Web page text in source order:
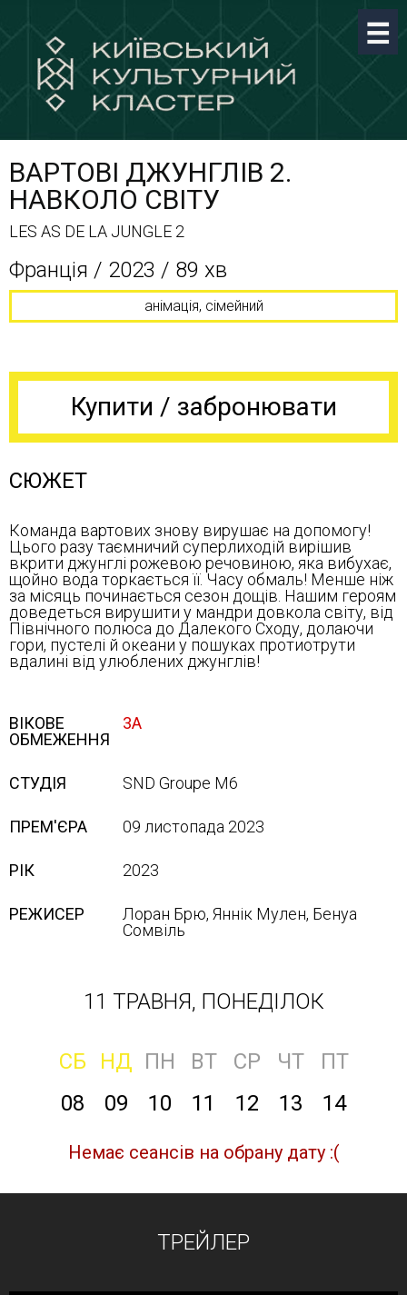
ВАРТОВІ ДЖУНГЛІВ 2.
НАВКОЛО СВІТУ
LES AS DE LA JUNGLE 2
Франція / 2023 / 89 хв
анімація, сімейний
Купити / забронювати
СЮЖЕТ
Команда вартових знову вирушає на допомогу!
Цього разу таємничий суперлиходій вирішив
вкрити джунглі рожевою речовиною, яка вибухає,
щойно вода торкається її. Часу обмаль! Менше ніж
за місяць починається сезон дощів. Нашим героям
доведеться вирушити у мандри довкола світу, від
Північного полюса до Далекого Сходу, долаючи
гори, пустелі й океани у пошуках протиотрути
вдалині від улюблених джунглів!
ВІКОВЕ
ОБМЕЖЕННЯ
3А
СТУДІЯ SND Groupe M6
ПРЕМ'ЄРА 09 листопада 2023
РІК 2023
РЕЖИСЕР
Лоран Брю, Яннік Мулен, Бенуа
Сомвіль
11 ТРАВНЯ, ПОНЕДІЛОК
СБ НД ПН ВТ СР ЧТ
ПТ
08
09 10 11 12 13 14
Немає сеансів на обрану дату :(
ТРЕЙЛЕР